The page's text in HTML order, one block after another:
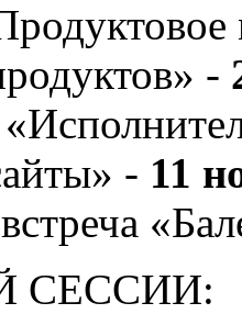
-
- 11
СЕССИИ: